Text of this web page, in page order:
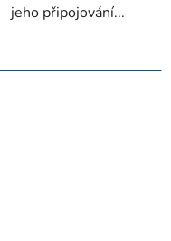
jeho připojování...